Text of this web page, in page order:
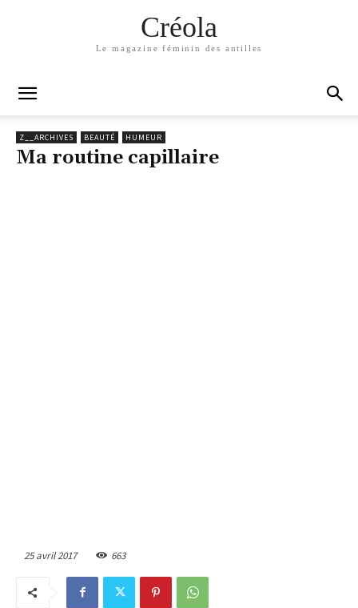
Créola
Le magazine féminin des antilles
Z__ARCHIVES BEAUTÉ HUMEUR
Ma routine capillaire
25 avril 2017 663